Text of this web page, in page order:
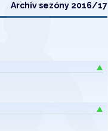
Archiv sezóny 2016/17